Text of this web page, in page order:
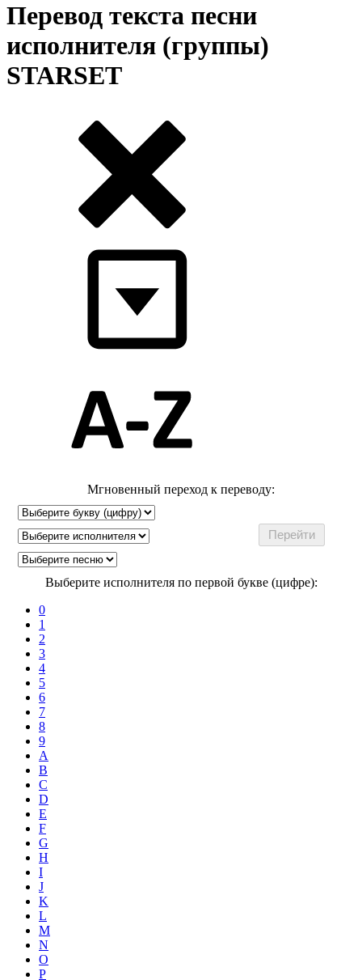
Перевод текста песни
исполнителя (группы)
STARSET
Мгновенный переход к переводу:
Выберите исполнителя по первой букве (цифре):
0
1
2
3
4
5
6
7
8
9
A
B
C
D
E
F
G
H
I
J
K
L
M
N
O
P